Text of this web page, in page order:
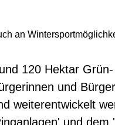
an
120 Hektar
und
weiterentwickelt
und dem